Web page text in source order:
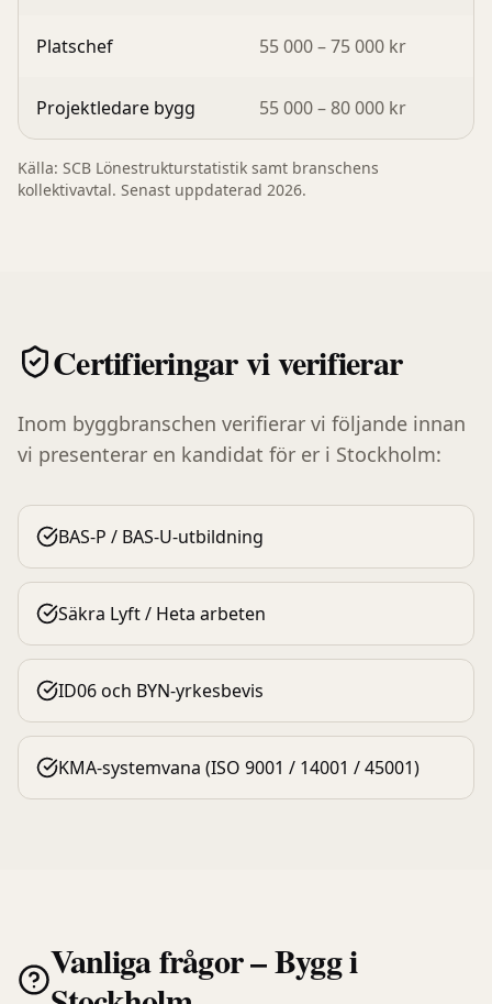
Platschef 55 000 – 75 000 kr
Projektledare bygg 55 000 – 80 000 kr
Källa: SCB Lönestrukturstatistik samt branschens
kollektivavtal. Senast uppdaterad 2026.
Certifieringar vi verifierar
Inom byggbranschen verifierar vi följande innan
vi presenterar en kandidat för er i Stockholm:
BAS-P / BAS-U-utbildning
Säkra Lyft / Heta arbeten
ID06 och BYN-yrkesbevis
KMA-systemvana (ISO 9001 / 14001 / 45001)
Vanliga frågor –Byggi